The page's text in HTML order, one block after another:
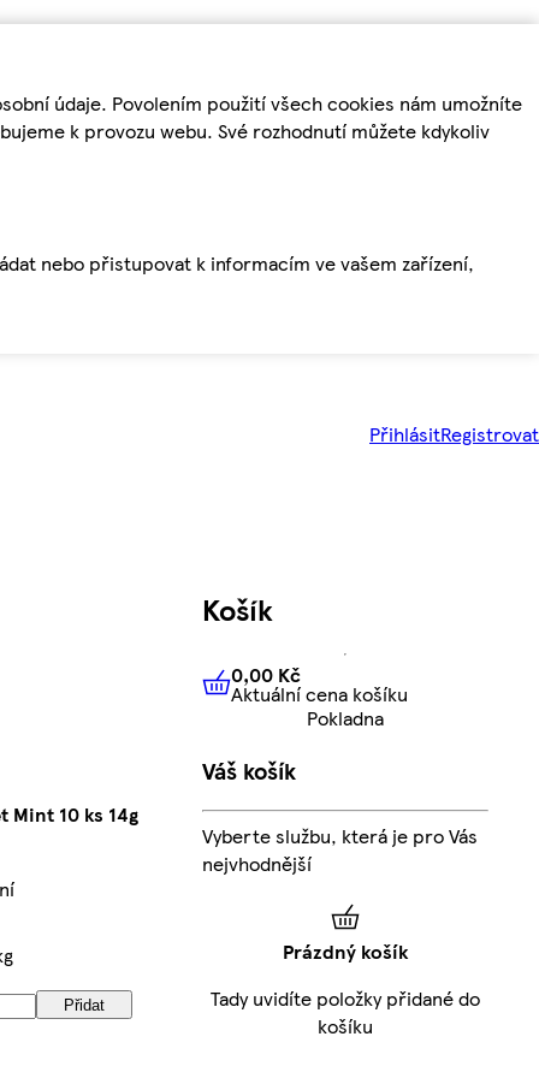
údaje. Povolením použití všech cookies nám umožníte
k provozu webu. Své rozhodnutí můžete kdykoliv
nebo přistupovat k informacím ve vašem zařízení,
PřihlásitRegistrovat
Mint 10 ks 14g
Přidat
Košík
0,00 KčAktuální cena košíku
0,00 Kč
Aktuální cena košíku
Pokladna
Váš košík
Vyberte službu, která je pro Vás
nejvhodnější
Prázdný košík
Tady uvidíte položky přidané do
košíku